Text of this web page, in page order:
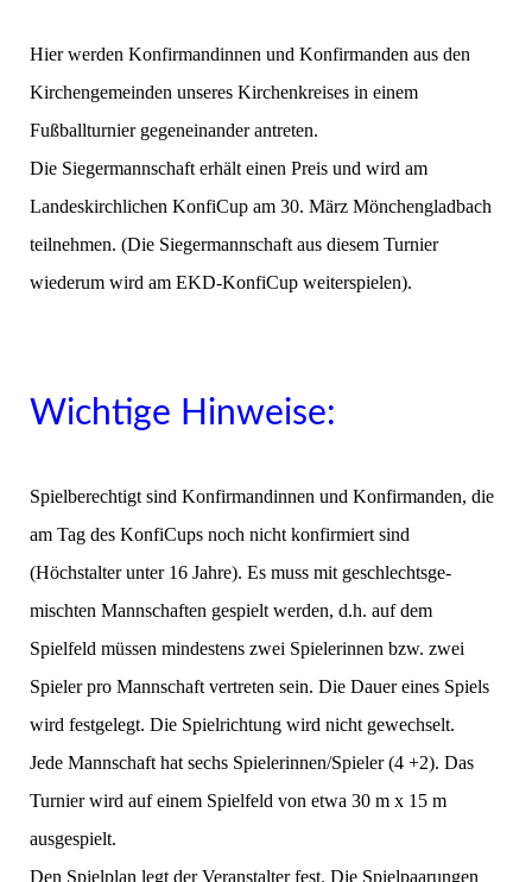
Hier werden Konfirmandinnen und Konfirmanden aus den
Kirchengemeinden unseres Kirchenkreises in einem
Fußballturnier gegeneinander antreten.
Die Siegermannschaft erhält einen Preis und wird am
Landeskirchlichen KonfiCup am 30. März Mönchengladbach
teilnehmen. (Die Siegermannschaft aus diesem Turnier
wiederum wird am EKD-KonfiCup weiterspielen).
Wichtige Hinweise:
Spielberechtigt sind Konfirmandinnen und Konfirmanden, die
am Tag des KonfiCups noch nicht konfirmiert sind
(Höchstalter unter 16 Jahre). Es muss mit geschlechtsge­
mischten Mannschaften gespielt werden, d.h. auf dem
Spielfeld müssen mindestens zwei Spielerinnen bzw. zwei
Spieler pro Mannschaft vertreten sein. Die Dauer eines Spiels
wird festgelegt. Die Spielrichtung wird nicht gewechselt.
Jede Mannschaft hat sechs Spielerinnen/Spieler (4 +2). Das
Turnier wird auf einem Spielfeld von etwa 30 m x 15 m
ausgespielt.
Den Spielplan legt der Veranstalter fest. Die Spielpaarungen